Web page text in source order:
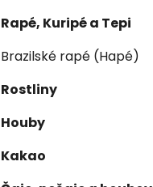
Rapé, Kuripé a Tepi
Brazilské rapé (Hapé)
Rostliny
Houby
Kakao